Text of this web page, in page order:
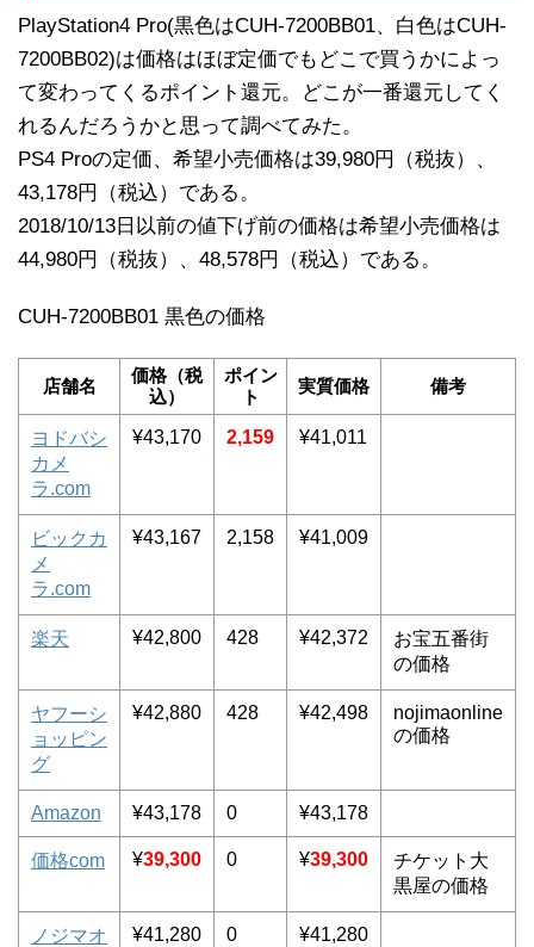
PlayStation4 Pro(黒色はCUH-7200BB01、白色はCUH-
7200BB02)は価格はほぼ定価でもどこで買うかによっ
て変わってくるポイント還元。どこが一番還元してく
れるんだろうかと思って調べてみた。
PS4 Proの定価、希望小売価格は39,980円（税抜）、
43,178円（税込）である。
2018/10/13日以前の値下げ前の価格は希望小売価格は
44,980円（税抜）、48,578円（税込）である。
CUH-7200BB01 黒色の価格
店舗名
価格（税
込）
ポイン
ト
実質価格 備考
ヨドバシ
カメ
ラ.com
¥43,170 2,159 ¥41,011
ビックカ
メ
ラ.com
¥43,167 2,158 ¥41,009
楽天 ¥42,800 428 ¥42,372
お宝五番街
の価格
ヤフーシ
ョッピン
グ
¥42,880 428 ¥42,498
nojimaonline
の価格
Amazon ¥43,178 0 ¥43,178
価格com ¥39,300 0 ¥39,300
チケット大
黒屋の価格
ノジマオ
¥41,280 0 ¥41,280